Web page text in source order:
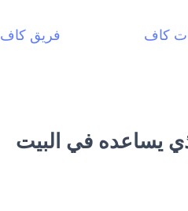
كاف فريق كاف
يساعده في البيت